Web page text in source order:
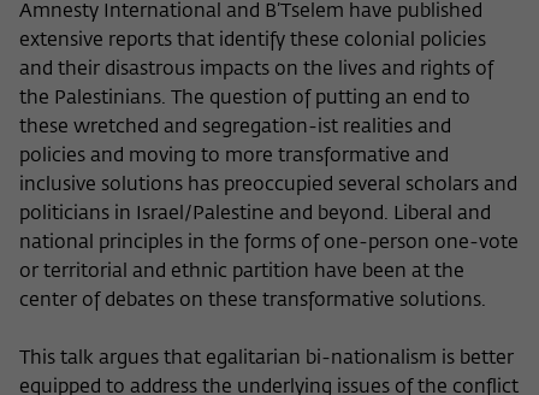
Amnesty International and B’Tselem have published
extensive reports that identify these colonial policies
and their disastrous impacts on the lives and rights of
the Palestinians. The question of putting an end to
these wretched and segregation-ist realities and
policies and moving to more transformative and
inclusive solutions has preoccupied several scholars and
politicians in Israel/Palestine and beyond. Liberal and
national principles in the forms of one-person one-vote
or territorial and ethnic partition have been at the
center of debates on these transformative solutions.
This talk argues that egalitarian bi-nationalism is better
equipped to address the underlying issues of the conflict